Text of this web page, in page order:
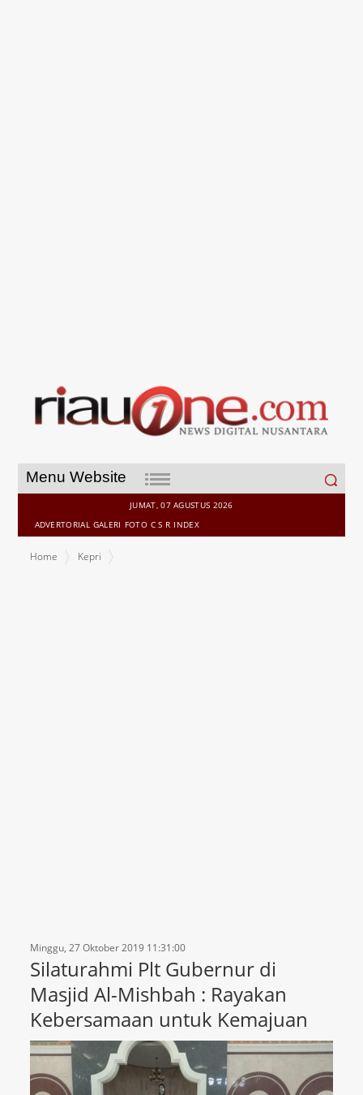
Menu Website
Search
for:
JUMAT, 07 AGUSTUS 2026
ADVERTORIAL GALERI FOTO C S R INDEX
Home
Kepri
Minggu, 27 Oktober 2019 11:31:00
Silaturahmi Plt Gubernur di
Masjid Al-Mishbah : Rayakan
Kebersamaan untuk Kemajuan